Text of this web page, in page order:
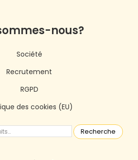
nous?
Société
Recrutement
RGPD
des cookies (EU)
Recherche